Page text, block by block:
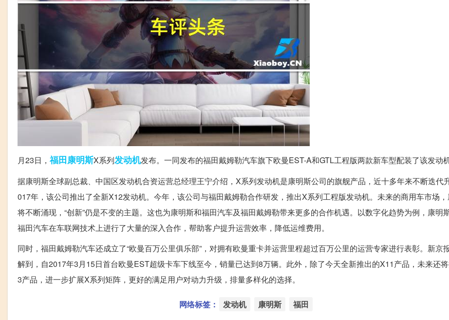
月23日， 福田康明斯X系列发动机发布。一同发布的福田戴姆勒汽车旗下欧曼EST-A和GTL工程版两款新车型配装了该发动机
据康明斯全球副总裁、中国区发动机合资运营总经理王宁介绍，X系列发动机是康明斯公司的旗舰产品，近十多年来不断迭代
017年，该公司推出了全新X12发动机。今年，该公司与福田戴姆勒合作研发，推出X系列工程版发动机。未来的商用车市场
将不断涌现，“创新”仍是不变的主题。这也为康明斯和福田汽车及福田戴姆勒带来更多的合作机遇。以数字化趋势为例，康明
福田汽车在车联网技术上进行了大量的深入合作，帮助客户提升运营效率，降低运维费用。
同时，福田戴姆勒汽车还成立了“欧曼百万公里俱乐部”，对拥有欧曼重卡并运营里程超过百万公里的运营专家进行表彰。新京
解到，自2017年3月15日首台欧曼EST超级卡车下线至今，销量已达到8万辆。此外，除了今天全新推出的X11产品，未来还
3产品，进一步扩展X系列矩阵，更好的满足用户对动力升级，排量多样化的选择。
网络标签： 发动机 康明斯 福田